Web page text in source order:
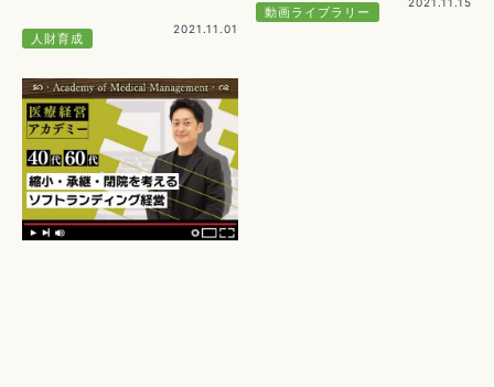
人財育成
2021.11.01
動画ライブラリー